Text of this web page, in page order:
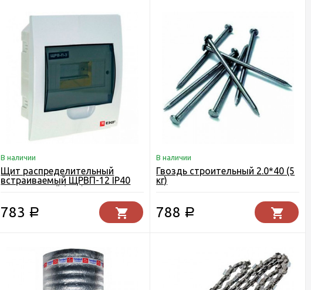
В наличии
Щит распределительный
встраиваемый ЩРВП-12 IP40
пластиковый (EKF)
783 Р
В наличии
Гвоздь строительный 2.0*40 (5
кг)
788 Р